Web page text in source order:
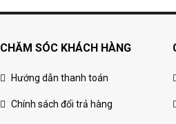
CHĂM SÓC KHÁCH HÀNG
Hướng dẫn thanh toán
Chính sách đổi trả hàng